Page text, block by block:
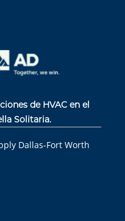
de HVAC en el
Solitaria.
Dallas-Fort Worth